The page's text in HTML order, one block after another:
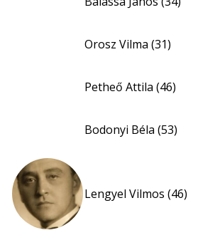
Orosz Vilma (31)
Petheő Attila (46)
Bodonyi Béla (53)
Lengyel Vilmos (46)